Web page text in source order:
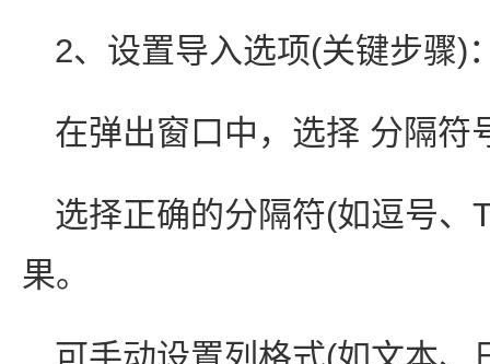
2、设置导入选项(关键步骤)
在弹出窗口中，选择 分隔符
选择正确的分隔符(如逗号、
果。